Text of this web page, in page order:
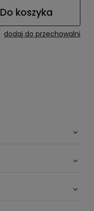
Do koszyka
dodaj do przechowalni